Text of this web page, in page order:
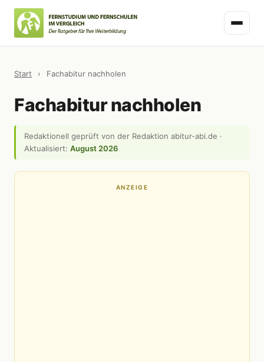
Start › Fachabitur nachholen
Fachabitur nachholen
Redaktionell geprüft von der Redaktion abitur-abi.de ·
Aktualisiert: August 2026
ANZEIGE